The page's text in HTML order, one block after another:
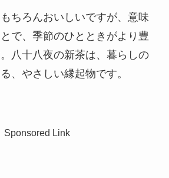
ちろんおいしいですが、意味
で、季節のひとときがより豊
八十八夜の新茶は、暮らしの
、やさしい縁起物です。
Sponsored Link